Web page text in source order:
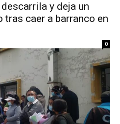
y deja un
caer a barranco en
0